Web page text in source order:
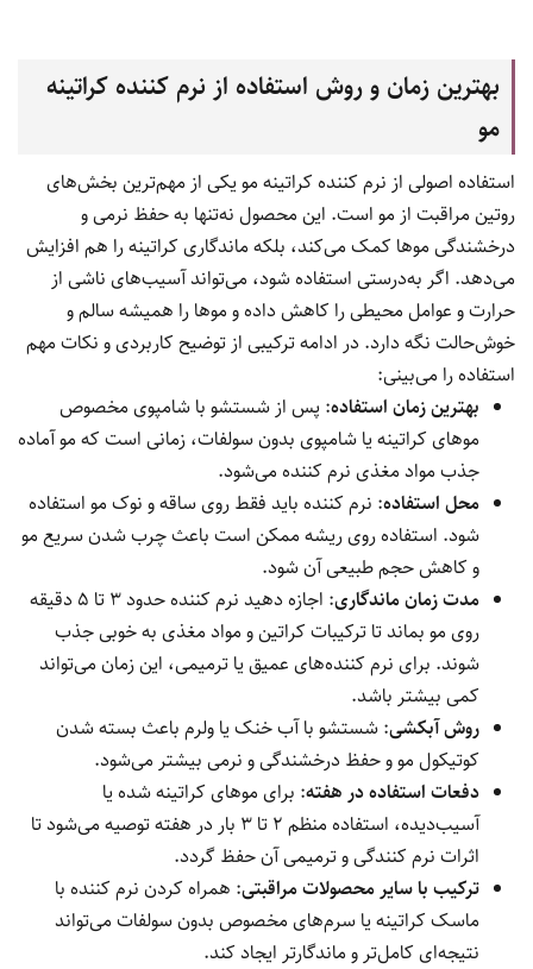
بهترین زمان و روش استفاده از نرم کننده کراتینه
مو
استفاده اصولی از نرم کننده کراتینه مو یکی از مهم‌ترین بخش‌های
روتین مراقبت از مو است. این محصول نه‌تنها به حفظ نرمی و
درخشندگی موها کمک می‌کند، بلکه ماندگاری کراتینه را هم افزایش
می‌دهد. اگر به‌درستی استفاده شود، می‌تواند آسیب‌های ناشی از
حرارت و عوامل محیطی را کاهش داده و موها را همیشه سالم و
خوش‌حالت نگه دارد. در ادامه ترکیبی از توضیح کاربردی و نکات مهم
استفاده را می‌بینی:
بهترین زمان استفاده: پس از شستشو با شامپوی مخصوص
موهای کراتینه یا شامپوی بدون سولفات، زمانی است که مو آماده
جذب مواد مغذی نرم کننده می‌شود.
محل استفاده: نرم کننده باید فقط روی ساقه و نوک مو استفاده
شود. استفاده روی ریشه ممکن است باعث چرب شدن سریع مو
و کاهش حجم طبیعی آن شود.
مدت زمان ماندگاری
: اجازه دهید نرم کننده حدود ۳ تا ۵ دقیقه
روی مو بماند تا ترکیبات کراتین و مواد مغذی به خوبی جذب
شوند. برای نرم کننده‌های عمیق یا ترمیمی، این زمان می‌تواند
کمی بیشتر باشد.
روش آبکشی: شستشو با آب خنک یا ولرم باعث بسته شدن
کوتیکول مو و حفظ درخشندگی و نرمی بیشتر می‌شود.
دفعات استفاده در هفته: برای موهای کراتینه شده یا
آسیب‌دیده، استفاده منظم ۲ تا ۳ بار در هفته توصیه می‌شود تا
اثرات نرم کنندگی و ترمیمی آن حفظ گردد.
ترکیب با سایر محصولات مراقبتی: همراه کردن نرم کننده با
ماسک کراتینه یا سرم‌های مخصوص بدون سولفات می‌تواند
نتیجه‌ای کامل‌تر و ماندگارتر ایجاد کند.